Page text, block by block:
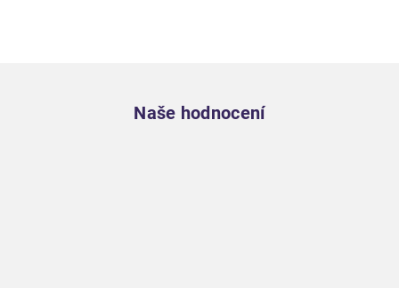
Naše hodnocení